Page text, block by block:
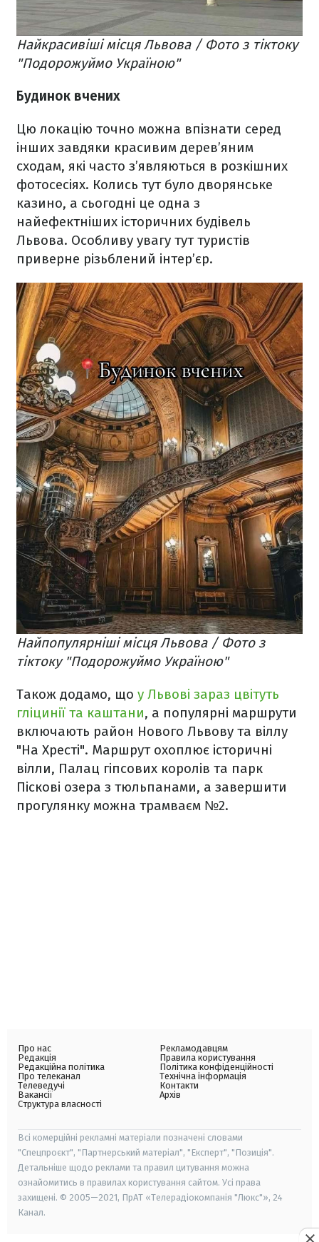
Найкрасивіші місця Львова / Фото з тіктоку
"Подорожуймо Україною"
Будинок вчених
Цю локацію точно можна впізнати серед
інших завдяки красивим дерев’яним
сходам, які часто з’являються в розкішних
фотосесіях. Колись тут було дворянське
казино, а сьогодні це одна з
найефектніших історичних будівель
Львова. Особливу увагу тут туристів
приверне різьблений інтер’єр.
Найпопулярніші місця Львова / Фото з
тіктоку "Подорожуймо Україною"
Також додамо, що у Львові зараз цвітуть
гліцинії та каштани, а популярні маршрути
включають район Нового Львову та віллу
"На Хресті". Маршрут охоплює історичні
вілли, Палац гіпсових королів та парк
Піскові озера з тюльпанами, а завершити
прогулянку можна трамваєм №2.
Про нас
Редакція
Редакційна політика
Про телеканал
Телеведучі
Вакансії
Структура власності
Рекламодавцям
Правила користування
Політика конфіденційності
Технічна інформація
Контакти
Архів
Всі комерційні рекламні матеріали позначені словами
"Спецпроєкт", "Партнерський матеріал", "Експерт", "Позиція".
Детальніше щодо реклами та правил цитування можна
ознайомитись в правилах користування сайтом. Усі права
захищені. © 2005—2021, ПрАТ «Телерадіокомпанія "Люкс"», 24
Канал.